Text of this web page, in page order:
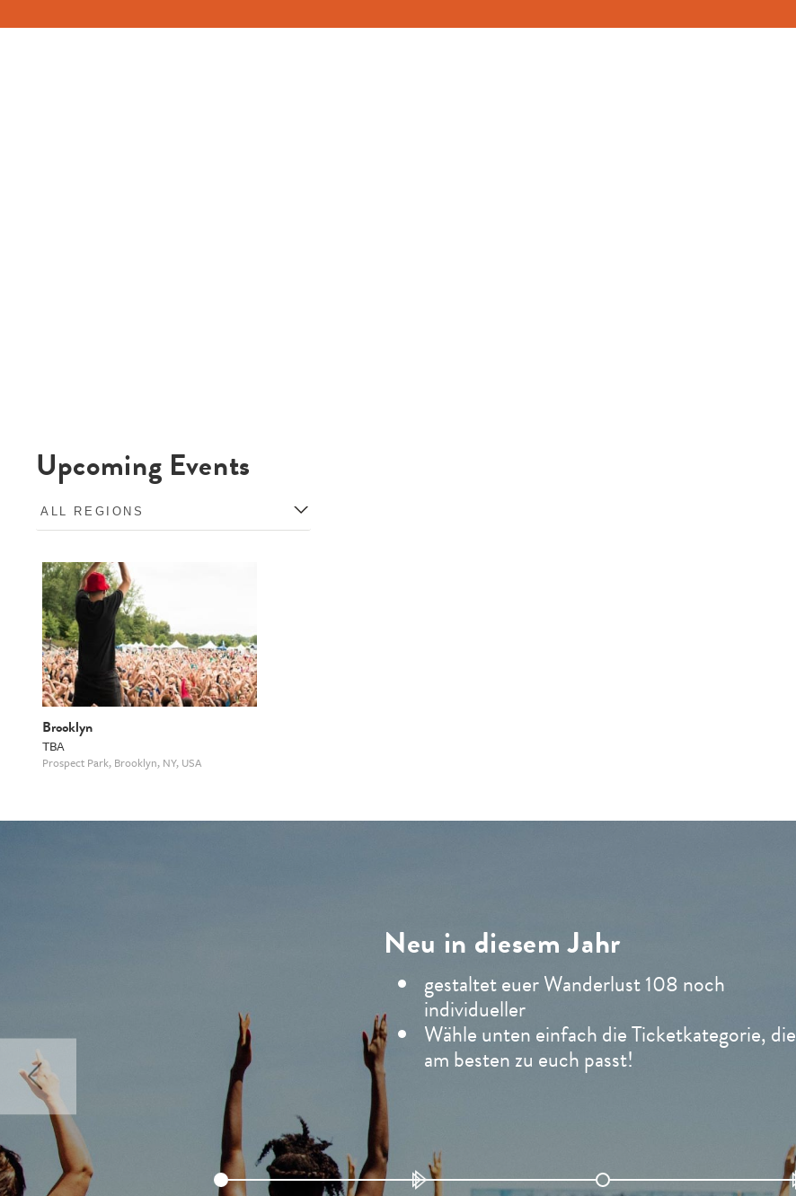
Upcoming Events
Brooklyn
TBA
Prospect Park, Brooklyn, NY, USA
Neu in diesem Jahr
gestaltet euer Wanderlust 108 noch
individueller
Wähle unten einfach die Ticketkategorie, die
am besten zu euch passt!